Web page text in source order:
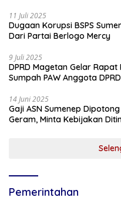
11 Juli 2025
Dugaan Korupsi BSPS
Dari Partai Berlogo Mercy
9 Juli 2025
DPRD Magetan Gelar
Sumpah PAW Anggota
14 Juni 2025
Gaji ASN Sumenep
Geram, Minta Kebijakan
Pemerintahan